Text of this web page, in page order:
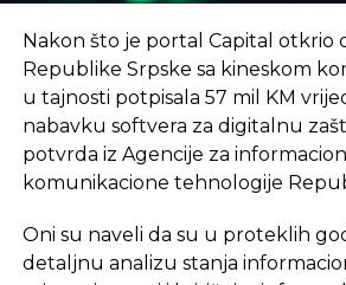
početi sprovoditi jeste program
intenzivno traje kampanja
program za mlade od 18 do 35
Dragović.
Vlada Srpske je prošle godine
tehnološki razvoj.
eKapija
Nakon što je portal Capital otkrio
Republike Srpske sa kineskom
u tajnosti potpisala 57 mil KM
nabavku softvera za digitalnu
potvrda iz Agencije za
komunikacione tehnologije
Oni su naveli da su u proteklih
detaljnu analizu stanja